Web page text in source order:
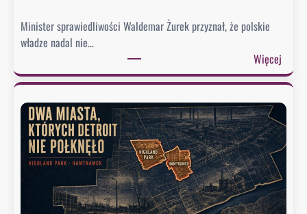
Minister sprawiedliwości Waldemar Żurek przyznał, że polskie
władze nadal nie…
Więcej:
Ż
r
e
k
w
y
s
ł